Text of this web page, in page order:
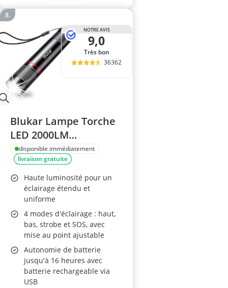
NOTRE AVIS
9,0
Très bon
36362
Blukar Lampe Torche
LED 2000LM
Aluminium
disponible immédiatement
livraison gratuite
Haute luminosité pour un
éclairage étendu et
uniforme
4 modes d'éclairage : haut,
bas, strobe et SOS, avec
mise au point ajustable
Autonomie de batterie
jusqu'à 16 heures avec
batterie rechargeable via
USB